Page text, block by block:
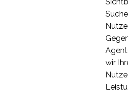
Ihrer App verbessern
für Online-Händler
wir